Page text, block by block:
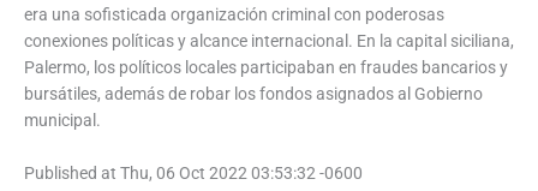
era una sofisticada organización criminal con poderosas
conexiones políticas y alcance internacional. En la capital siciliana,
Palermo, los políticos locales participaban en fraudes bancarios y
bursátiles, además de robar los fondos asignados al Gobierno
municipal.
Published at Thu, 06 Oct 2022 03:53:32 -0600